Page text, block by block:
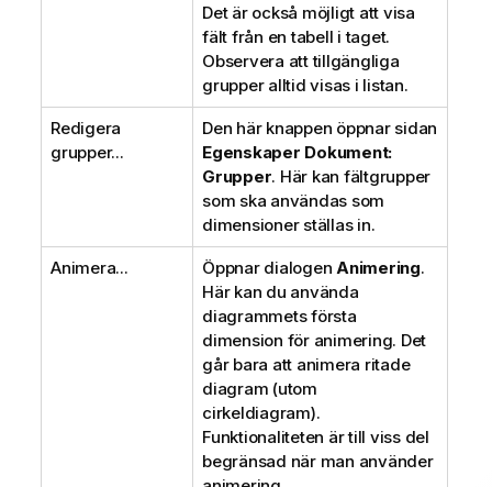
Det är också möjligt att visa
fält från en tabell i taget.
Observera att tillgängliga
grupper alltid visas i listan.
Redigera
grupper...
Den här knappen öppnar sidan
Egenskaper Dokument:
Grupper. Här kan fältgrupper
som ska användas som
dimensioner ställas in.
Animera... Öppnar dialogen Animering.
Här kan du använda
diagrammets första
dimension för animering. Det
går bara att animera ritade
diagram (utom
cirkeldiagram).
Funktionaliteten är till viss del
begränsad när man använder